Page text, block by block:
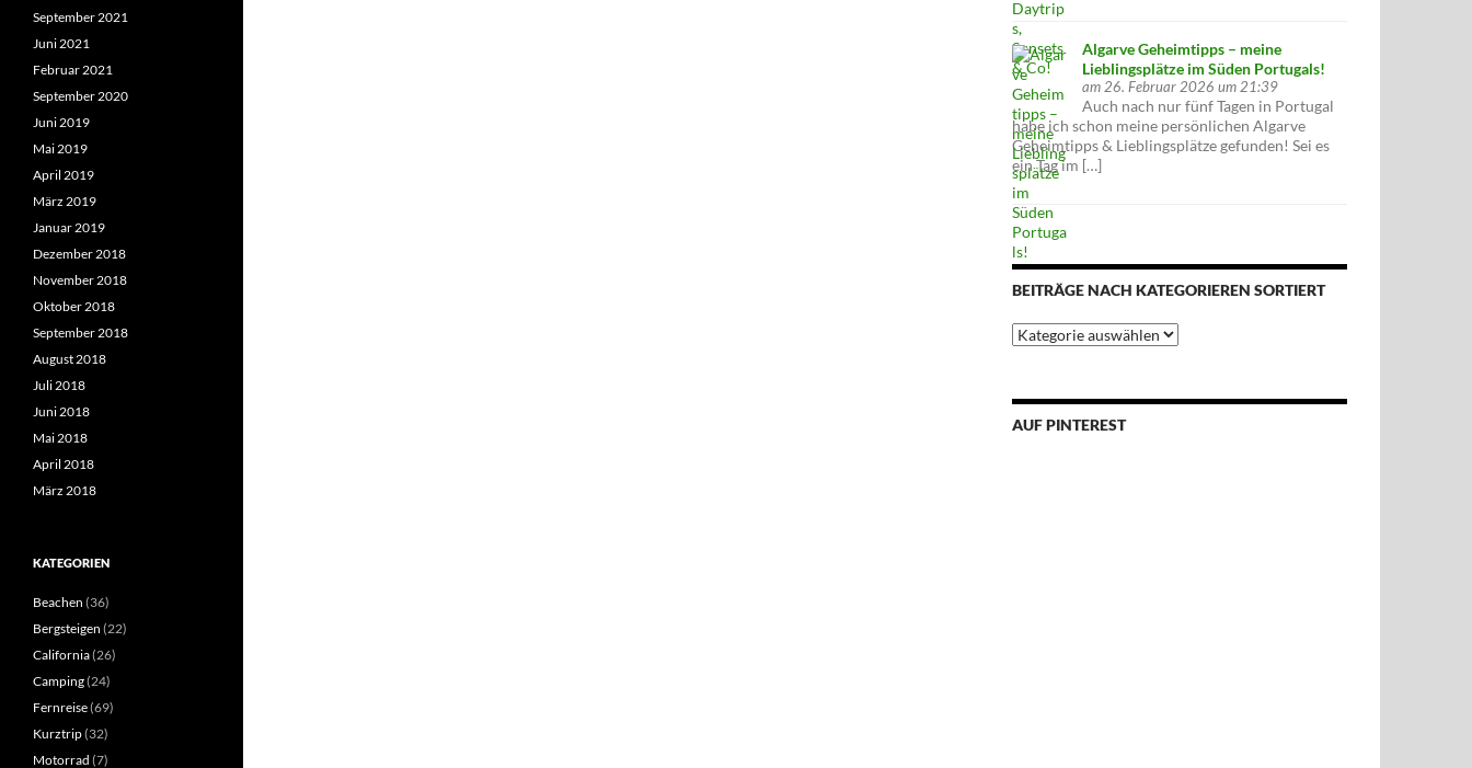
Algarve Geheimtipps – meine
Lieblingsplätze im Süden Portugals!
am 26. Februar 2026 um 21:39
Auch nach nur fünf Tagen in Portugal
habe ich schon meine persönlichen Algarve
Geheimtipps & Lieblingsplätze gefunden! Sei es
ein Tag im […]
BEITRÄGE NACH KATEGORIEREN SORTIERT
Beiträge
nach
AUF PINTEREST
September 2021
Juni 2021
Februar 2021
September 2020
Juni 2019
Mai 2019
April 2019
März 2019
Januar 2019
Dezember 2018
November 2018
Oktober 2018
September 2018
August 2018
Juli 2018
Juni 2018
Mai 2018
April 2018
März 2018
KATEGORIEN
Beachen (36)
Bergsteigen (22)
California(26)
Camping(24)
Fernreise(69)
Kurztrip(32)
Motorrad (7)